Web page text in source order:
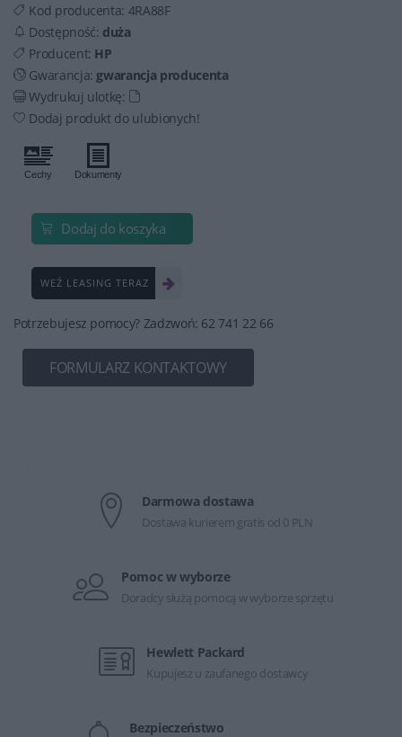
Kod producenta: 4RA88F
Dostępność: duża
Producent: HP
Gwarancja: gwarancja producenta
Wydrukuj ulotkę:
Dodaj produkt do ulubionych!
Dodaj do koszyka
WEŹ LEASING TERAZ
Potrzebujesz pomocy? Zadzwoń: 62 741 22 66
FORMULARZ KONTAKTOWY
Darmowa dostawa
Dostawa kurierem gratis od 0 PLN
Pomoc w wyborze
Doradcy służą pomocą w wyborze sprzętu
Hewlett Packard
Kupujesz u zaufanego dostawcy
Bezpieczeństwo